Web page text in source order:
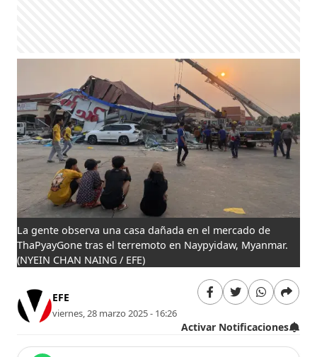
La gente observa una casa dañada en el mercado de
ThaPyayGone tras el terremoto en Naypyidaw, Myanmar.
(NYEIN CHAN NAING / EFE)
EFE
viernes, 28 marzo 2025 - 16:26
Activar Notificaciones